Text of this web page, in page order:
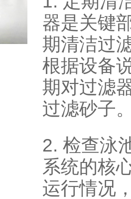
器是关键
期清洁过
根据设备
期对过滤
过滤砂子
2. 检查泳
系统的核
运行情况